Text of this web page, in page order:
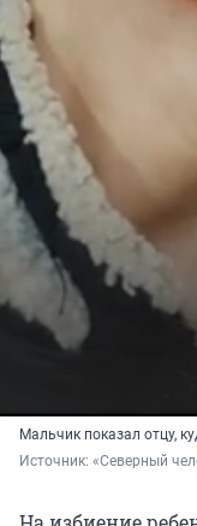
Мальчик показал отцу,
Источник: «Северный